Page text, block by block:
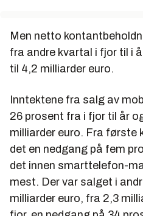
Men netto
fra andre kvartal i fjor til i
til 4,2 milliarder euro.
Inntektene fra salg av
26 prosent fra i fjor til år
milliarder euro. Fra første
det en nedgang på fem
det innen smarttelefon-
mest. Der var salget i
milliarder euro, fra 2,3